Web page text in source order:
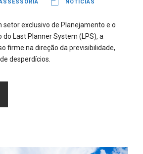
NOTÍCIAS
setor exclusivo de Planejamento e o
Last Planner System (LPS), a
firme na direção da previsibilidade,
desperdícios.